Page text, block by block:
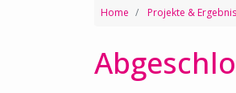
Home Projekte &